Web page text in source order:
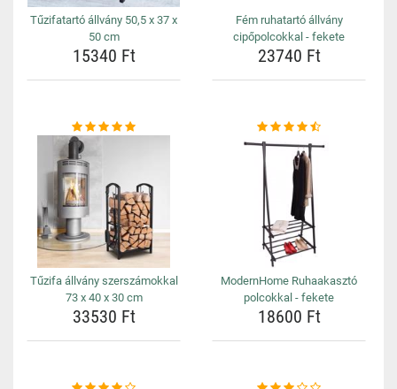
Tűzifatartó állvány 50,5 x 37 x
50 cm
15340 Ft
Fém ruhatartó állvány
cipőpolcokkal - fekete
23740 Ft
Tűzifa állvány szerszámokkal
73 x 40 x 30 cm
33530 Ft
ModernHome Ruhaakasztó
polcokkal - fekete
18600 Ft